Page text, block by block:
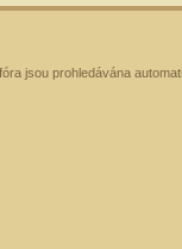
jsou prohledávána